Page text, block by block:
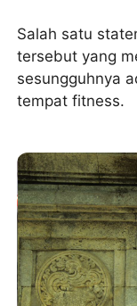
Salah satu
tersebut yang
sesungguhnya
tempat fitness.